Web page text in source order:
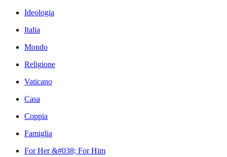
Ideologia
Italia
Mondo
Religione
Vaticano
Casa
Coppia
Famiglia
For Her &#038; For Him